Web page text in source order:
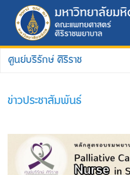
ศูนย์บริรักษ์ ศิริราช
ข่าวประชาสัมพันธ์